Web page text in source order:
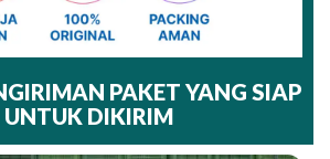
PAKET YANG SIAP
UNTUK DIKIRIM